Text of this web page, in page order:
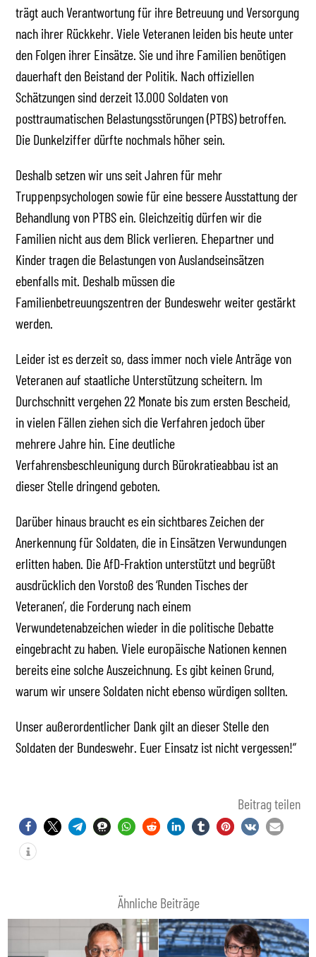
trägt auch Verantwortung für ihre Betreuung und Versorgung
nach ihrer Rückkehr. Viele Veteranen leiden bis heute unter
den Folgen ihrer Einsätze. Sie und ihre Familien benötigen
dauerhaft den Beistand der Politik. Nach offiziellen
Schätzungen sind derzeit 13.000 Soldaten von
posttraumatischen Belastungsstörungen (PTBS) betroffen.
Die Dunkelziffer dürfte nochmals höher sein.
Deshalb setzen wir uns seit Jahren für mehr
Truppenpsychologen sowie für eine bessere Ausstattung der
Behandlung von PTBS ein. Gleichzeitig dürfen wir die
Familien nicht aus dem Blick verlieren. Ehepartner und
Kinder tragen die Belastungen von Auslandseinsätzen
ebenfalls mit. Deshalb müssen die
Familienbetreuungszentren der Bundeswehr weiter gestärkt
werden.
Leider ist es derzeit so, dass immer noch viele Anträge von
Veteranen auf staatliche Unterstützung scheitern. Im
Durchschnitt vergehen 22 Monate bis zum ersten Bescheid,
in vielen Fällen ziehen sich die Verfahren jedoch über
mehrere Jahre hin. Eine deutliche
Verfahrensbeschleunigung durch Bürokratieabbau ist an
dieser Stelle dringend geboten.
Darüber hinaus braucht es ein sichtbares Zeichen der
Anerkennung für Soldaten, die in Einsätzen Verwundungen
erlitten haben. Die AfD-Fraktion unterstützt und begrüßt
ausdrücklich den Vorstoß des ‘Runden Tisches der
Veteranen’, die Forderung nach einem
Verwundetenabzeichen wieder in die politische Debatte
eingebracht zu haben. Viele europäische Nationen kennen
bereits eine solche Auszeichnung. Es gibt keinen Grund,
warum wir unsere Soldaten nicht ebenso würdigen sollten.
Unser außerordentlicher Dank gilt an dieser Stelle den
Soldaten der Bundeswehr. Euer Einsatz ist nicht vergessen!“
Beitrag teilen
Ähnliche Beiträge